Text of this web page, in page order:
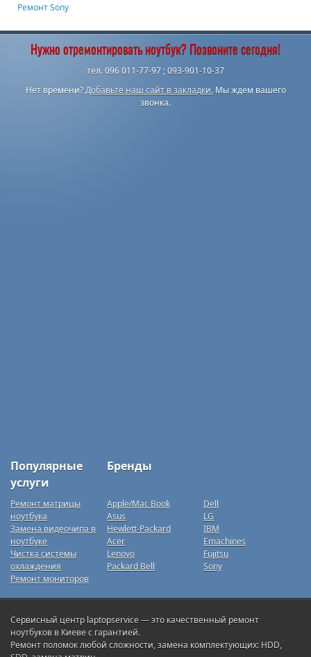
Ремонт Sony
Нужно отремонтировать ноутбук? Позвоните сегодня!
тел. 096 011-77-97 ; 093-901-10-37
Нет времени?Добавьте наш сайт в закладки.Мы ждем вашего
звонка.
Популярные
услуги
Бренды
Ремонт матрицы
ноутбука
Замена видеочипа в
ноутбуке
Чистка системы
охлаждения
Ремонт мониторов
Apple/Mac Book
Asus
Hewlett-Packard
Acer
Lenovo
Packard Bell
Dell
LG
IBM
Emachines
Fujitsu
Sony
Сервисный центр laptopservice — это качественный ремонт
ноутбуков в Киеве с гарантией.
Ремонт поломок любой сложности, замена комплектующих: HDD,